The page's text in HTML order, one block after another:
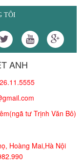
TÔI
ANH
tư Trịnh Văn Bô)
Hoàng Mai,Hà Nội